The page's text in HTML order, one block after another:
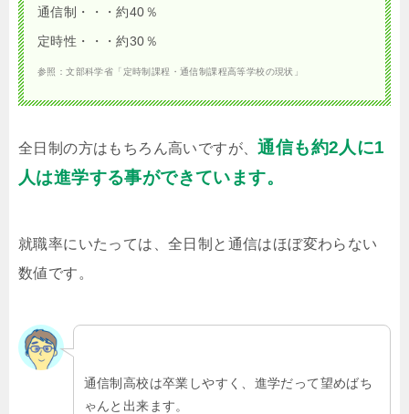
通信制・・・約40％
定時性・・・約30％
参照：文部科学省「定時制課程・通信制課程高等学校の現状」
全日制の方はもちろん高いですが、通信も約2人に1
人は進学する事ができています。
就職率にいたっては、全日制と通信はほぼ変わらない
数値です。
通信制高校は卒業しやすく、進学だって望めばち
ゃんと出来ます。